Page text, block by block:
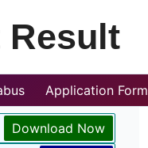
Result
Application Form
Download Now